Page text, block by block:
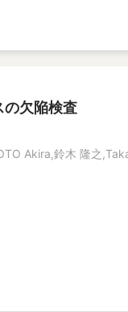
の欠陥検査
Akira,鈴木 隆之